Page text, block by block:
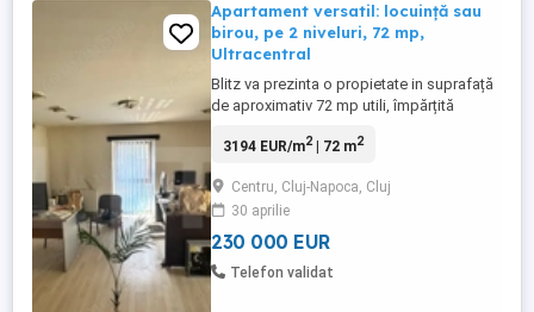
Apartament versatil: locuință sau
birou, pe 2 niveluri, 72 mp,
Ultracentral
Blitz va prezinta o propietate in suprafață
de aproximativ 72 mp utili, împărțită
fiecare), conectate prin scară interioară. În
însă configurația permite cu ușurință
reconversia în spațiu rezidențial. Unul
dintre avantajele ...
3194 EUR/m2| 72 m2
Centru, Cluj-Napoca, Cluj
30 aprilie
230 000 EUR
Telefon validat